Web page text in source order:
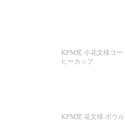
KPM窯 小花文様コー
ヒーカップ
KPM窯 花文様 ボウル